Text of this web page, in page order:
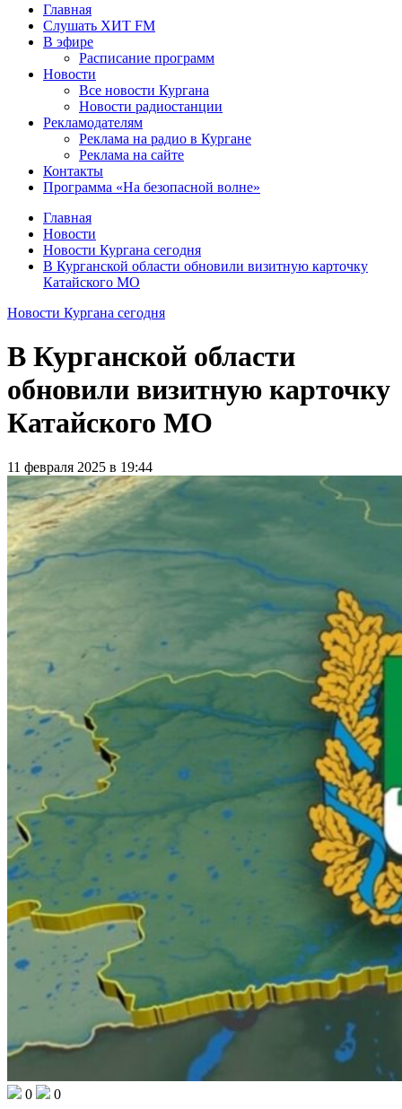
Главная
Слушать ХИТ FM
В эфире
Расписание программ
Новости
Все новости Кургана
Новости радиостанции
Рекламодателям
Реклама на радио в Кургане
Реклама на сайте
Контакты
Программа «На безопасной волне»
Главная
Новости
Новости Кургана сегодня
В Курганской области обновили визитную карточку
Катайского МО
Новости Кургана сегодня
В Курганской области
обновили визитную карточку
Катайского МО
11 февраля 2025 в 19:44
0
0